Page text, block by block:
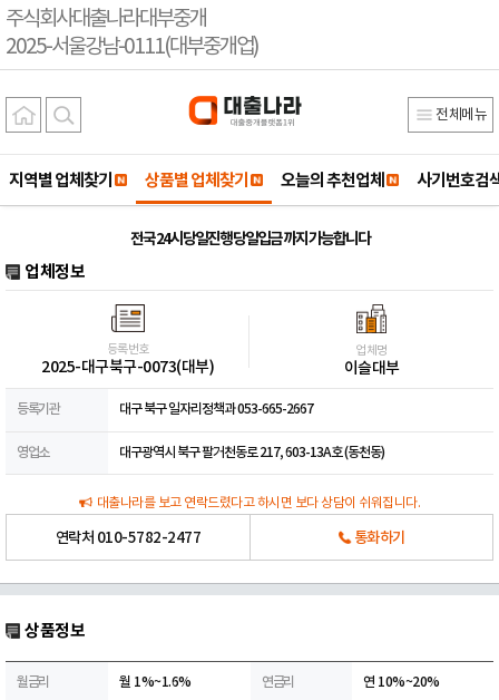
주식회사대출나라대부중개
2025-서울강남-0111(대부중개업)
전체메뉴
지역별 업체찾기 상품별 업체찾기 오늘의 추천업체 사기번호검
전국 24시 당일진행 당일입금 까지 가능합니다
업체정보
등록번호
2025-대구북구-0073(대부)
업체명
이슬대부
등록기관 대구 북구 일자리정책과 053-665-2667
영업소 대구광역시 북구 팔거천동로 217, 603-13A호 (동천동)
대출나라를 보고 연락드렸다고 하시면 보다 상담이 쉬워집니다.
연락처 010-5782-2477 통화하기
상품정보
월금리 월 1%~1.6% 연금리 연 10%~20%